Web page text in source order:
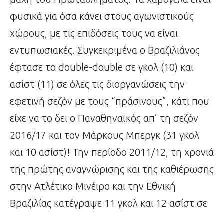
φυσικά για όσα κάνει στους αγωνιστικούς
χώρους, με τις επιδόσεις τους να είναι
εντυπωσιακές. Συγκεκριμένα ο Βραζιλιάνος
έφτασε το double-double σε γκολ (10) και
ασίστ (11) σε όλες τις διοργανώσεις την
εφετινή σεζόν με τους “πράσινους”, κάτι που
είχε να το δει ο Παναθηναϊκός απ’ τη σεζόν
2016/17 και τον Μάρκους Μπεργκ (31 γκολ
και 10 ασίστ)! Την περίοδο 2011/12, τη χρονιά
της πρώτης αναγνώρισης και της καθιέρωσης
στην Ατλέτικο Μινέιρο και την Εθνική
Βραζιλίας κατέγραψε 11 γκολ και 12 ασίστ σε